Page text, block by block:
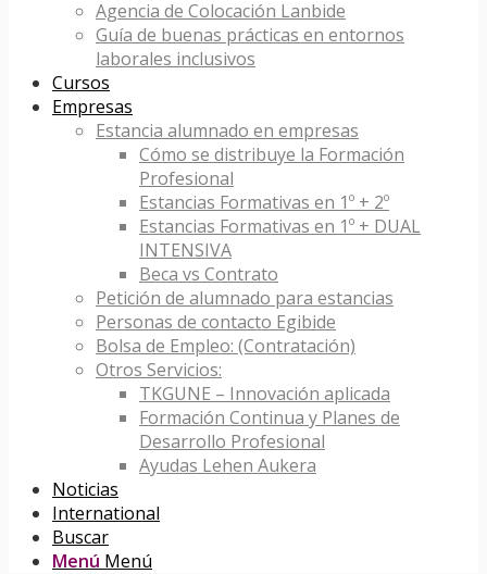
Agencia de Colocación Lanbide
Guía de buenas prácticas en entornos
laborales inclusivos
Cursos
Empresas
Estancia alumnado en empresas
Cómo se distribuye la Formación
Profesional
Estancias Formativas en 1º + 2º
Estancias Formativas en 1º + DUAL
INTENSIVA
Beca vs Contrato
Petición de alumnado para estancias
Personas de contacto Egibide
Bolsa de Empleo: (Contratación)
Otros Servicios:
TKGUNE – Innovación aplicada
Formación Continua y Planes de
Desarrollo Profesional
Ayudas Lehen Aukera
Noticias
International
Buscar
Menú Menú